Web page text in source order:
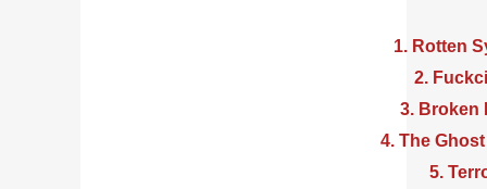
1. Rotten
2.
3. Broken
4. The
5.